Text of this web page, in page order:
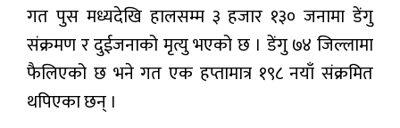
गत पुस मध्यदेखि हालसम्म ३ हजार १३० जनामा डेंगु
संक्रमण र दुईजनाको मृत्यु भएको छ । डेंगु ७४ जिल्लामा
फैलिएको छ भने गत एक हप्तामात्र १९८ नयाँ संक्रमित
थपिएका छन् ।